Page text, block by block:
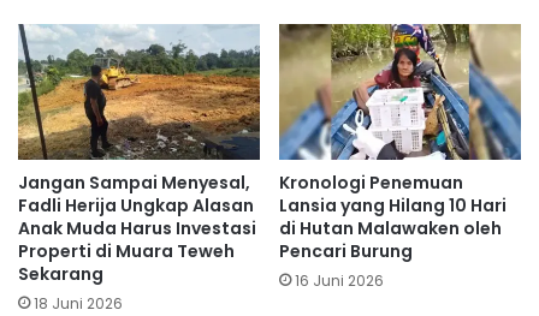
Jangan Sampai Menyesal,
Fadli Herija Ungkap Alasan
Anak Muda Harus Investasi
Properti di Muara Teweh
Sekarang
18 Juni 2026
Kronologi Penemuan
Lansia yang Hilang 10 Hari
di Hutan Malawaken oleh
Pencari Burung
16 Juni 2026